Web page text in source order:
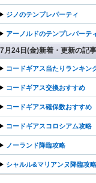
ジノのテンプレパーティ
アーノルドのテンプレパーテ
7月24日(金)新着・更新の記事
コードギアス当たりランキン
コードギアス交換おすすめ
コードギアス確保数おすすめ
コードギアスコロシアム攻略
ノーランド降臨攻略
シャルル&マリアンヌ降臨攻略